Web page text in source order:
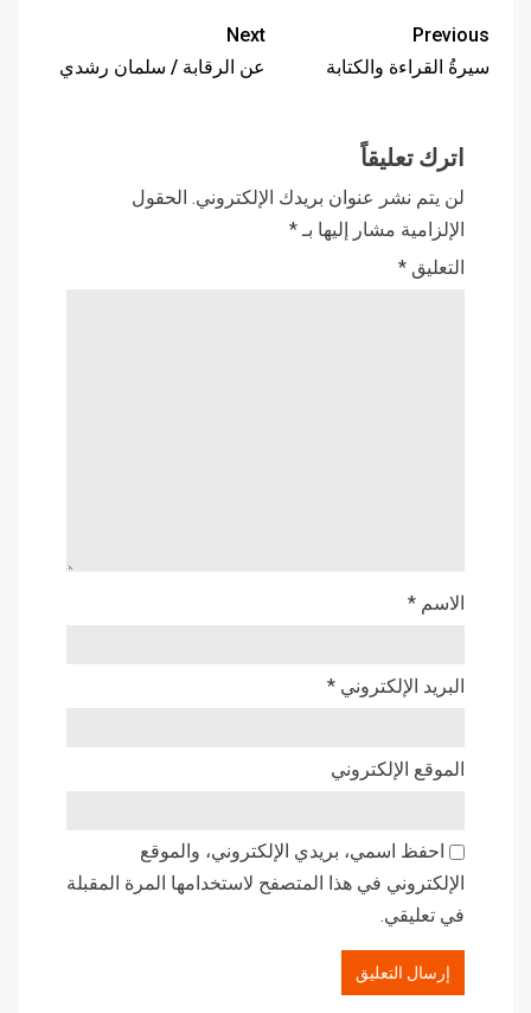
Previous
سيرةُ القراءة والكتابة
Next
عن الرقابة / سلمان رشدي
اترك تعليقاً
لن يتم نشر عنوان بريدك الإلكتروني. الحقول
الإلزامية مشار إليها بـ *
التعليق *
الاسم *
البريد الإلكتروني *
الموقع الإلكتروني
احفظ اسمي، بريدي الإلكتروني، والموقع
الإلكتروني في هذا المتصفح لاستخدامها المرة المقبلة
في تعليقي.